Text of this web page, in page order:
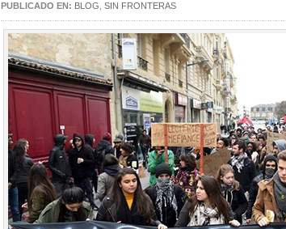
PUBLICADO EN: BLOG SIN FRONTERAS